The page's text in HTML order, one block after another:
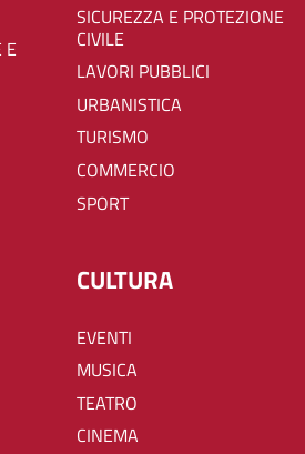
SICUREZZA E PROTEZIONE
CIVILE
LAVORI PUBBLICI
URBANISTICA
TURISMO
COMMERCIO
SPORT
CULTURA
EVENTI
MUSICA
TEATRO
CINEMA